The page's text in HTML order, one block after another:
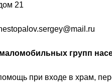
21
групп
при входе в храм,